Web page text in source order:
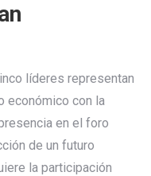
líderes representan
económico con la
en el foro
de un futuro
la participación